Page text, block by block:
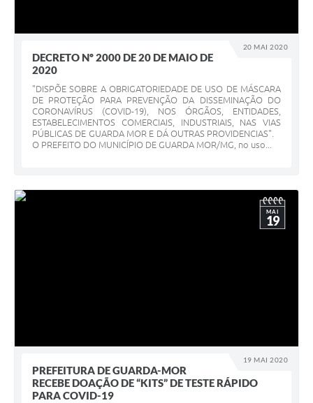
20 MAI 2020
DECRETO Nº 2000 DE 20 DE MAIO DE
2020
"DISPÕE SOBRE A OBRIGATORIEDADE DE USO DE MÁSCARA
DE PROTEÇÃO PARA PREVENÇÃO DA DISSEMINAÇÃO DO
CORONAVÍRUS (COVID-19), NOS ÓRGÃOS, ENTIDADES,
ESTABELECIMENTOS COMERCIAIS, INDUSTRIAIS, NAS VIAS
PÚBLICAS DE GUARDA MOR E DÁ OUTRAS PROVIDENCIAS".
O PREFEITO DO MUNICÍPIO DE GUARDA MOR/MG, no uso...
19 MAI 2020
MAI
19
PREFEITURA DE GUARDA-MOR
RECEBE DOAÇÃO DE “KITS” DE TESTE RÁPIDO
PARA COVID-19